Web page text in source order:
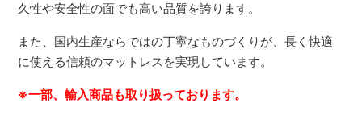
久性や安全性の面でも高い品質を誇ります。
また、国内生産ならではの丁寧なものづくりが、長く快適
に使える信頼のマットレスを実現しています。
※一部、輸入商品も取り扱っております。